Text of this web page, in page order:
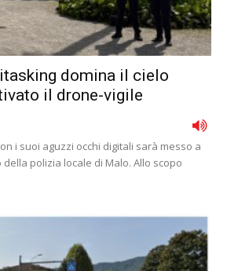
domina il cielo
il drone-vigile
i suoi aguzzi occhi digitali sarà messo a
polizia locale di Malo. Allo scopo